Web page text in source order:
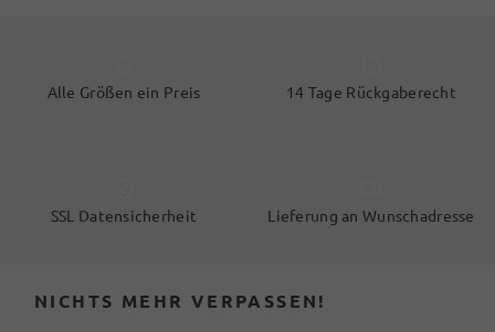
Alle Größen ein Preis 14 Tage Rückgaberecht
SSL Datensicherheit Lieferung an Wunschadresse
NICHTS MEHR VERPASSEN!